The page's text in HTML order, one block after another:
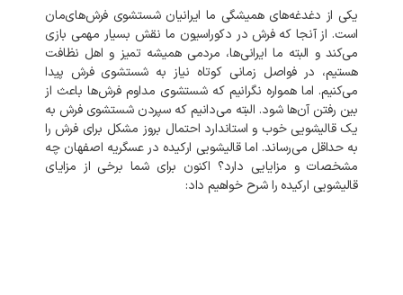
یکی از دغدغه‌های همیشگی ما ایرانیان شستشوی فرش‌های‌مان
است. از آنجا که فرش در دکوراسیون ما نقش بسیار مهمی بازی
می‌کند و البته ما ایرانی‌ها، مردمی همیشه تمیز و اهل نظافت
هستیم، در فواصل زمانی کوتاه نیاز به شستشوی فرش پیدا
می‌کنیم. اما همواره نگرانیم که شستشوی مداوم فرش‌ها باعث از
بین رفتن آن‌ها شود. البته می‌دانیم که سپردن شستشوی فرش به
یک قالیشویی خوب و استاندارد احتمال بروز مشکل برای فرش را
به‌ حداقل می‌رساند. اما قالیشویی ارکیده در عسگریه اصفهان چه
مشخصات و مزایایی دارد؟ اکنون برای شما برخی از مزایای
قالیشویی ارکیده راشرح خواهیم داد: